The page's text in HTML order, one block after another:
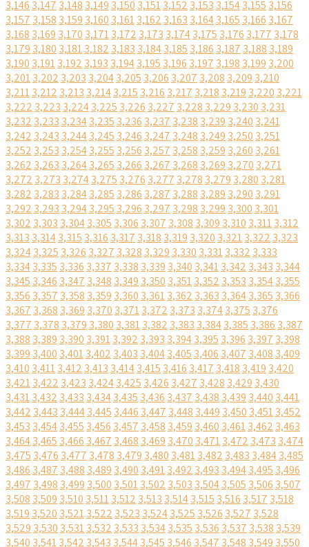
3,146 3,147 3,148 3,149 3,150 3,1513,152 3,153 3,1543,155 3,156
3,157 3,158 3,159 3,160 3,1613,162 3,163 3,1643,165 3,166 3,167
3,168 3,169 3,170 3,1713,172 3,173 3,1743,175 3,176 3,177 3,178
3,179 3,180 3,1813,182 3,183 3,1843,185 3,186 3,187 3,188 3,189
3,190 3,1913,192 3,193 3,1943,195 3,196 3,197 3,198 3,199 3,200
3,2013,202 3,203 3,2043,205 3,206 3,207 3,208 3,209 3,210
3,2113,212 3,213 3,2143,215 3,216 3,217 3,218 3,219 3,220 3,221
3,222 3,223 3,2243,225 3,226 3,227 3,228 3,229 3,230 3,231
3,232 3,233 3,2343,235 3,236 3,237 3,238 3,239 3,240 3,241
3,242 3,243 3,2443,245 3,246 3,247 3,248 3,249 3,250 3,251
3,252 3,253 3,2543,255 3,256 3,257 3,258 3,259 3,260 3,261
3,262 3,263 3,2643,265 3,266 3,267 3,268 3,269 3,270 3,271
3,272 3,273 3,2743,275 3,276 3,277 3,278 3,279 3,280 3,281
3,282 3,283 3,2843,285 3,286 3,287 3,288 3,289 3,290 3,291
3,292 3,293 3,2943,295 3,296 3,297 3,298 3,299 3,300 3,301
3,302 3,303 3,3043,305 3,306 3,307 3,308 3,309 3,310 3,3113,312
3,313 3,3143,315 3,316 3,317 3,318 3,319 3,320 3,3213,322 3,323
3,3243,325 3,326 3,327 3,328 3,329 3,330 3,3313,332 3,333
3,3343,335 3,336 3,337 3,338 3,339 3,340 3,3413,342 3,343 3,344
3,345 3,346 3,347 3,348 3,349 3,350 3,3513,352 3,353 3,3543,355
3,356 3,357 3,358 3,359 3,360 3,3613,362 3,363 3,3643,365 3,366
3,367 3,368 3,369 3,370 3,3713,372 3,373 3,3743,375 3,376
3,377 3,378 3,379 3,380 3,3813,382 3,383 3,3843,385 3,386 3,387
3,388 3,389 3,390 3,3913,392 3,393 3,3943,395 3,396 3,397 3,398
3,399 3,400 3,4013,402 3,403 3,4043,405 3,406 3,407 3,408 3,409
3,410 3,4113,412 3,413 3,4143,415 3,416 3,417 3,418 3,419 3,420
3,4213,422 3,423 3,4243,425 3,426 3,427 3,428 3,429 3,430
3,4313,432 3,433 3,4343,435 3,436 3,437 3,438 3,439 3,440 3,441
3,442 3,443 3,4443,445 3,446 3,447 3,448 3,449 3,450 3,4513,452
3,453 3,4543,455 3,456 3,457 3,458 3,459 3,460 3,4613,462 3,463
3,4643,465 3,466 3,467 3,468 3,469 3,470 3,4713,472 3,473 3,474
3,475 3,476 3,477 3,478 3,479 3,480 3,4813,482 3,483 3,4843,485
3,486 3,487 3,488 3,489 3,490 3,4913,492 3,493 3,4943,495 3,496
3,497 3,498 3,499 3,500 3,5013,502 3,503 3,5043,505 3,506 3,507
3,508 3,509 3,510 3,5113,512 3,513 3,5143,515 3,516 3,517 3,518
3,519 3,520 3,5213,522 3,523 3,5243,525 3,526 3,527 3,528
3,529 3,530 3,5313,532 3,533 3,5343,535 3,536 3,537 3,538 3,539
3,540 3,5413,542 3,543 3,5443,545 3,546 3,547 3,548 3,549 3,550